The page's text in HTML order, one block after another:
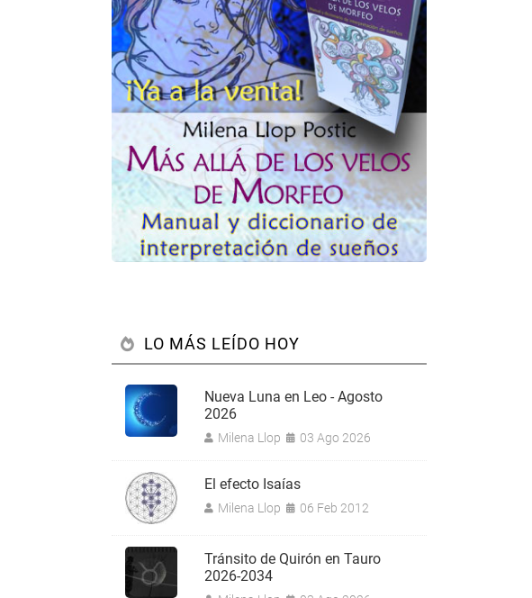
LO MÁS LEÍDO HOY
Nueva Luna en Leo - Agosto
2026
Milena Llop 03 Ago 2026
El efecto Isaías
Milena Llop 06 Feb 2012
Tránsito de Quirón en Tauro
2026-2034